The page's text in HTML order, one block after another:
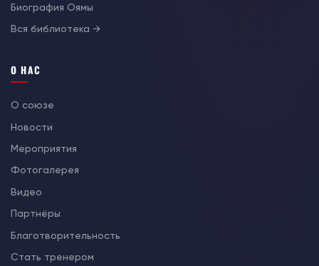
Биография Оямы
Вся библиотека →
О НАС
О союзе
Новости
Мероприятия
Фотогалерея
Видео
Партнёры
Благотворительность
Стать тренером